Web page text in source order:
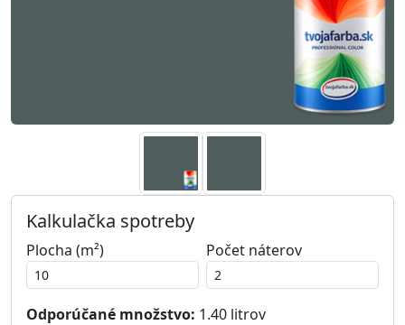
Kalkulačka spotreby
Plocha (m²) Počet náterov
Odporúčané množstvo: 1.40 litrov